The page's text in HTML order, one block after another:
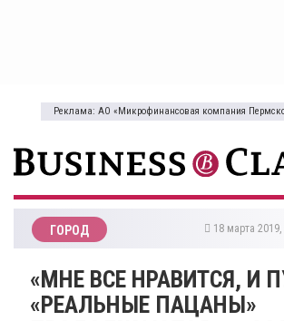
Реклама: АО «Микрофинансовая компания
ГОРОД 18 марта 2019,
​«МНЕ ВСЕ НРАВИТСЯ, И
«РЕАЛЬНЫЕ ПАЦАНЫ»